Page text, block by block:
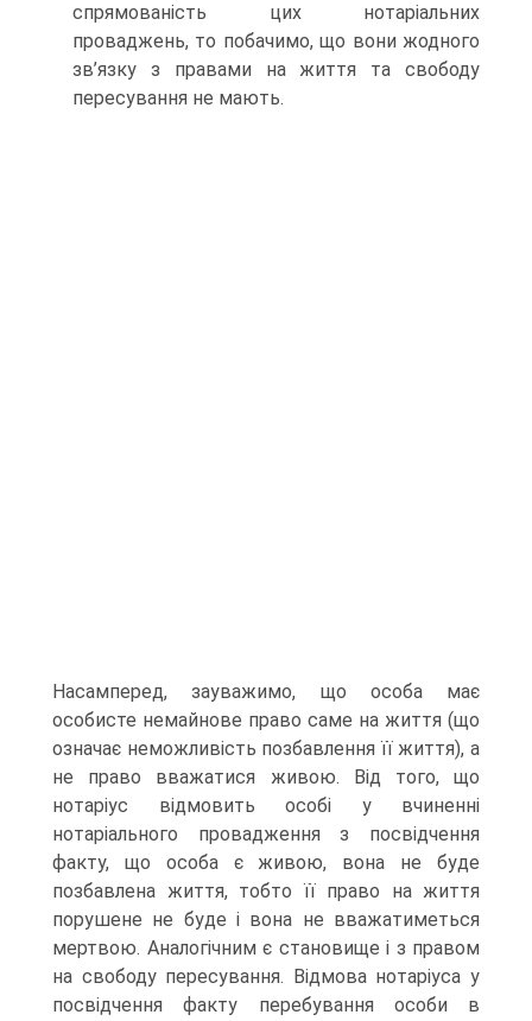
спрямованість цих нотаріальних
проваджень, то побачимо, що вони жодного
зв’язку з правами на життя та свободу
пересування не мають.
Насамперед, зауважимо, що особа має
особисте немайнове право саме на життя (що
означає неможливість позбавлення її життя), а
не право вважатися живою. Від того, що
нотаріус відмовить особі у вчиненні
нотаріального провадження з посвідчення
факту, що особа є живою, вона не буде
позбавлена життя, тобто її право на життя
порушене не буде і вона не вважатиметься
мертвою. Аналогічним є становище і з правом
на свободу пересування. Відмова нотаріуса у
посвідчення факту перебування особи в